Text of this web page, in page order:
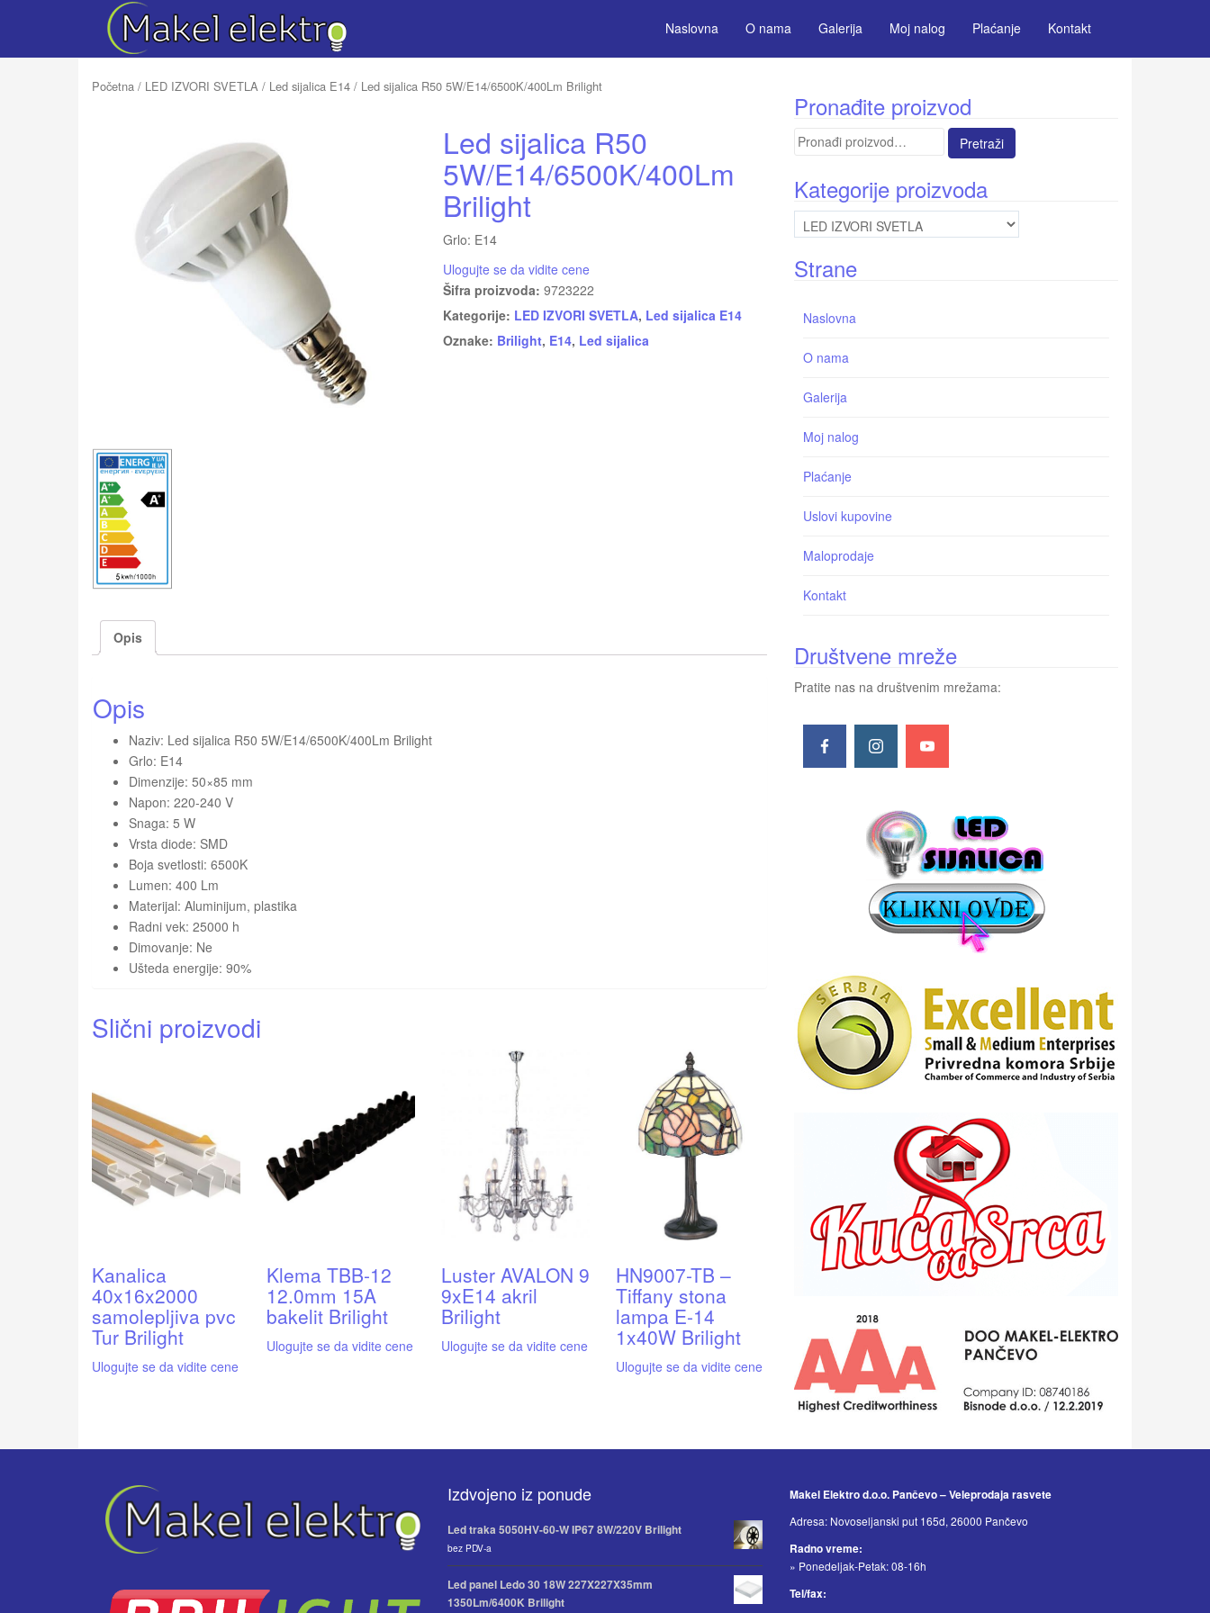
Naslovna O nama Galerija Moj nalog Plaćanje Kontakt
Početna / LED IZVORI SVETLA / Led sijalica E14 / Led sijalica R50 5W/E14/6500K/400Lm Brilight
Led sijalica R50
5W/E14/6500K/400Lm
Brilight
Grlo: E14
Ulogujte se da vidite cene
Šifra proizvoda: 9723222
Kategorije: LED IZVORI SVETLA, Led sijalica E14
Oznake: Brilight, E14, Led sijalica
Opis
Opis
Naziv: Led sijalica R50 5W/E14/6500K/400Lm Brilight
Grlo: E14
Dimenzije: 50×85 mm
Napon: 220-240 V
Snaga: 5 W
Vrsta diode: SMD
Boja svetlosti: 6500K
Lumen: 400 Lm
Materijal: Aluminijum, plastika
Radni vek: 25000 h
Dimovanje: Ne
Ušteda energije: 90%
Slični proizvodi
Kanalica
40x16x2000
samolepljiva pvc
Tur Brilight
Ulogujte se da vidite cene
Klema TBB-12
12.0mm 15A
bakelit Brilight
Ulogujte se da vidite cene
Luster AVALON 9
9xE14 akril
Brilight
Ulogujte se da vidite cene
HN9007-TB –
Tiffany stona
lampa E-14
1x40W Brilight
Ulogujte se da vidite cene
Pronađite proizvod
Pretraga
Kategorije proizvoda
Strane
Naslovna
O nama
Galerija
Moj nalog
Plaćanje
Uslovi kupovine
Maloprodaje
Kontakt
Društvene mreže
Pratite nas na društvenim mrežama:
Izdvojeno iz ponude
Led traka 5050HV-60-W IP67 8W/220V Brilight
bez PDV-a
Led panel Ledo 30 18W 227X227X35mm
1350Lm/6400K Brilight
Makel Elektro d.o.o. Pančevo – Veleprodaja rasvete
Adresa: Novoseljanski put 165d, 26000 Pančevo
Radno vreme:
» Ponedeljak-Petak: 08-16h
Tel/fax: